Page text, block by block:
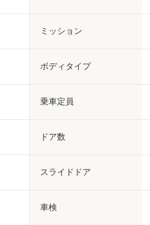
ミッション
ボディタイプ
乗車定員
ドア数
スライドドア
車検